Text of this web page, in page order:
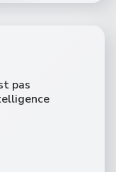
pas